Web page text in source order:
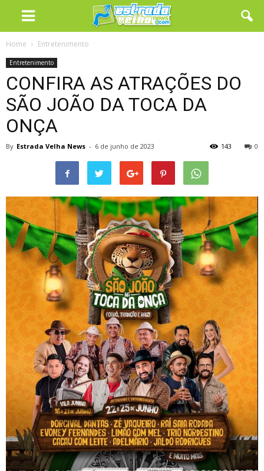
Home Entretenimento
Entretenimento
CONFIRA AS ATRAÇÕES DO
SÃO JOÃO DA TOCA DA
ONÇA
By Estrada Velha News - 6 de junho de 2023 0
143